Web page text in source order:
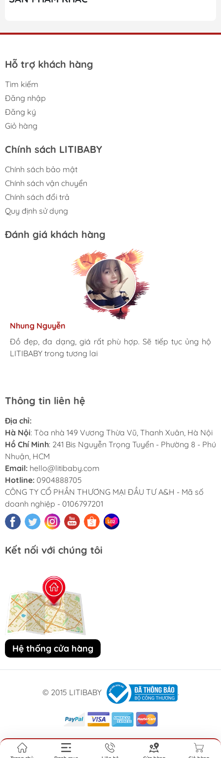
Hỗ trợ khách hàng
Tìm kiếm
Đăng nhập
Đăng ký
Giỏ hàng
Chính sách LITIBABY
Chính sách bảo mật
Chính sách vận chuyển
Chính sách đổi trả
Quy định sử dụng
Đánh giá khách hàng
Tâm Vũ
Mình rất ưng khi đến LITIBABY. Ở đây có rất nhiều mặt
hàng phong phú, tha hồ lựa chọn. Nhân viên chuyên
Nhung Nguyễn
Đồ đẹp, đa dạng, giá rất phù hợp. Sẽ tiếp tục ủng hộ
LITIBABY trong tương lai
Ngọc Anh
Lần đầu mua hàng và trở thành khách hàng thân thiết
luôn. Tuyệt vời LITIBABY ơi
Nhà mình đã mua cho 3 con từ khi các bé mới 1 tuổi đến
giờ là 5 năm rồi, Sản phẩm tốt, giá hợp lý
Thu Thủy
LiTibaby đồ đẹp và nhiều mẫu mã, đặc biệt có nhiều
size đại, bé nhà mình hơn 50kg mua ở ngoài rất khó
Thông tin liên hệ
Địa chỉ:
Hà Nội: Tòa nhà 149 Vương Thừa Vũ, Thanh Xuân, Hà Nội
Hồ Chí Minh: 241 Bis Nguyễn Trọng Tuyển - Phường 8 - Phú
Nhuận, HCM
Email: hello@litibaby.com
Hotline: 0904888705
CÔNG TY CỔ PHẦN THƯƠNG MẠI ĐẦU TƯ A&H - Mã số
doanh nghiệp - 0106797201
Kết nối với chúng tôi
Hệ thống cửa hàng
© 2015 LITIBABY .